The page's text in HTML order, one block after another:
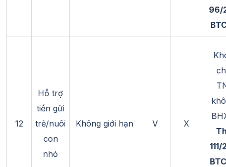
96/
12
Hỗ trợ
tiền gửi
trẻ/nuôi
con
nhỏ
Không giới hạn V X